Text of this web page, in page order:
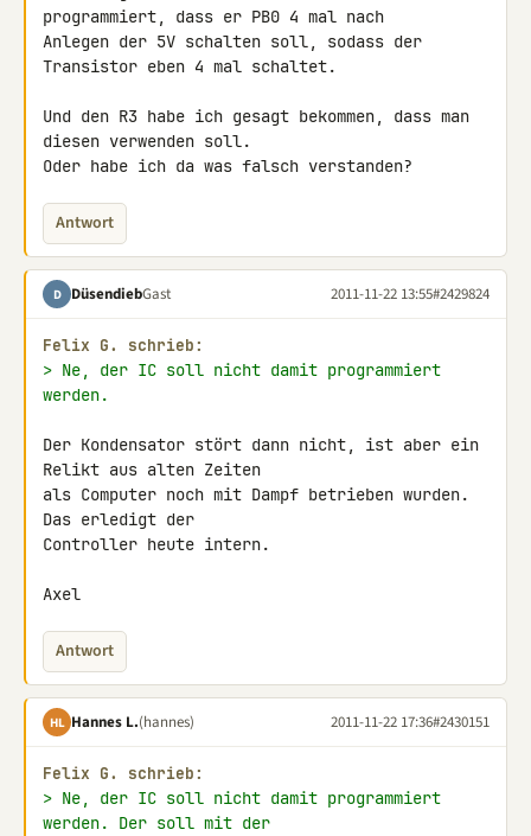
programmiert, dass er PB0 4 mal nach
Anlegen der 5V schalten soll, sodass der
Transistor eben 4 mal schaltet.
Und den R3 habe ich gesagt bekommen, dass man
diesen verwenden soll.
Oder habe ich da was falsch verstanden?
Antwort
D DüsendiebGast 2011-11-22 13:55#2429824
Felix G. schrieb:
> Ne, der IC soll nicht damit programmiert
werden.
Der Kondensator stört dann nicht, ist aber ein
Relikt aus alten Zeiten
als Computer noch mit Dampf betrieben wurden.
Das erledigt der
Controller heute intern.
Axel
Antwort
HL Hannes L.(hannes) 2011-11-22 17:36#2430151
Felix G. schrieb:
> Ne, der IC soll nicht damit programmiert
werden. Der soll mit der